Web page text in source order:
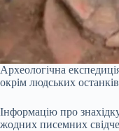
Археологічна
окрім людських
Інформацію про
жодних писемних